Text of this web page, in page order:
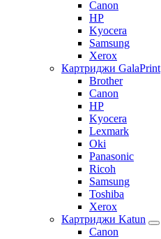
Canon
HP
Kyocera
Samsung
Xerox
Картриджи GalaPrint
Brother
Canon
HP
Kyocera
Lexmark
Oki
Panasonic
Ricoh
Samsung
Toshiba
Xerox
Картриджи Katun
Canon